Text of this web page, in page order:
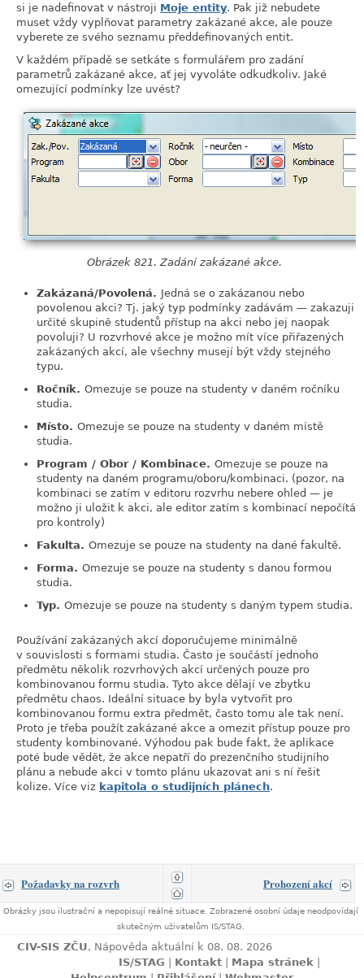
si je nadefinovat v nástroji Moje entity. Pak již nebudete
muset vždy vyplňovat parametry zakázané akce, ale pouze
vyberete ze svého seznamu předdefinovaných entit.
V každém případě se setkáte s formulářem pro zadání
parametrů zakázané akce, ať jej vyvoláte odkudkoliv. Jaké
omezující podmínky lze uvést?
Obrázek 821. Zadání zakázané akce.
Zakázaná/Povolená. Jedná se o zakázanou nebo
povolenou akci? Tj. jaký typ podmínky zadávám — zakazuji
určité skupině studentů přístup na akci nebo jej naopak
povoluji? U rozvrhové akce je možno mít více přiřazených
zakázaných akcí, ale všechny musejí být vždy stejného
typu.
Ročník. Omezuje se pouze na studenty v daném ročníku
studia.
Místo. Omezuje se pouze na studenty v daném místě
studia.
Program / Obor / Kombinace. Omezuje se pouze na
studenty na daném programu/oboru/kombinaci. (pozor, na
kombinaci se zatím v editoru rozvrhu nebere ohled — je
možno ji uložit k akci, ale editor zatím s kombinací nepočítá
pro kontroly)
Fakulta. Omezuje se pouze na studenty na dané fakultě.
Forma. Omezuje se pouze na studenty s danou formou
studia.
Typ. Omezuje se pouze na studenty s daným typem studia.
Používání zakázaných akcí doporučujeme minimálně
v souvislosti s formami studia. Často je součástí jednoho
předmětu několik rozvrhových akcí určených pouze pro
kombinovanou formu studia. Tyto akce dělají ve zbytku
předmětu chaos. Ideální situace by byla vytvořit pro
kombinovanou formu extra předmět, často tomu ale tak není.
Proto je třeba použít zakázané akce a omezit přístup pouze pro
studenty kombinované. Výhodou pak bude fakt, že aplikace
poté bude vědět, že akce nepatří do prezenčního studijního
plánu a nebude akci v tomto plánu ukazovat ani s ní řešit
kolize. Více viz kapitola o studijních plánech.
Požadavky na rozvrh Prohození akcí
Obrázky jsou ilustrační a nepopisují reálné situace. Zobrazené osobní údaje neodpovídají
skutečným uživatelům IS/STAG.
CIV-SIS ZČU, Nápověda aktuální k 08. 08. 2026
IS/STAG
Kontakt Mapa stránek